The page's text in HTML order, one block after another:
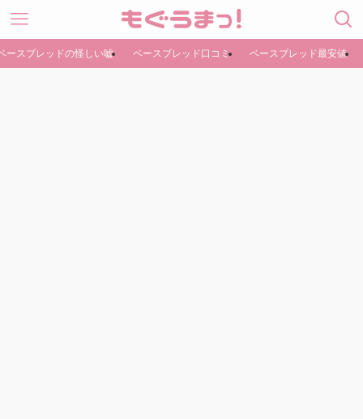
ースブレッドの怪しい嘘 ベースブレッド口コミ ベースブレッド最安値